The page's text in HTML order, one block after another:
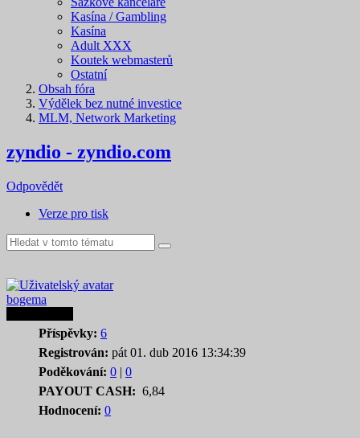
Kasína / Gambling
Kasína
Adult XXX
Koutek webmasterů
Ostatní
Obsah fóra
Výdělek bez nutné investice
MLM, Network Marketing
zyndio - zyndio.com
Odpovědět
Verze pro tisk
bogema
Příspěvky: 6
Registrován: pát 01. dub 2016 13:34:39
Poděkování: 0 | 0
PAYOUT CASH: 6,84
Hodnocení: 0